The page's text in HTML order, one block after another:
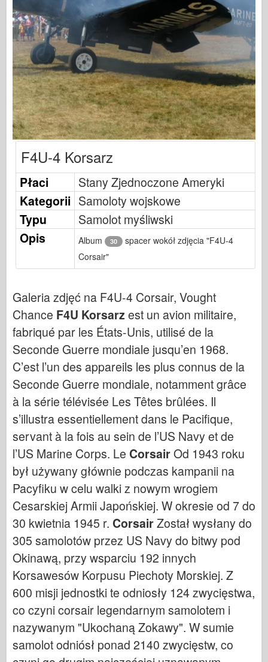
Sygnał eskadry
Tankpower
Ciężarówki & Czołgi
Waffen-Arsenał
Wydawnictwo Militaria
Maquettes
Akademii
Modele asów
Klub AFV
Airfix
Siły Powietrzne
AZ Model
Czarny pies
Dnepromodel ( Dnepromodel )
Dragon
Eduard
E.T. Model
Drobne formy
Siły Waleczności
Friulmodel
Heller
HobbyBoss ( HobbyBoss )
Modele IBG
Icm
Italeri
Legendy
Meng Model
Tamiya
Tristar
Trębacz
Zvezda
Albumy-Zdjęcia
F4U-4 Korsarz
Płaci
Stany Zjednoczone Ameryki
Kategorii Samoloty wojskowe
Typu
Samolot myśliwski
Opis
Album 30
spacer wokół zdjęcia "F4U-4
Corsair"
Galeria zdjęć na F4U-4 Corsair, Vought
Chance F4U Korsarzest un avion militaire,
fabriqué par les États-Unis, utilisé de la
Seconde Guerre mondiale jusqu’en 1968.
C’est l’un des appareils les plus connus de la
Seconde Guerre mondiale, notamment grâce
à la série télévisée Les Têtes brûlées. Il
s’illustra essentiellement dans le Pacifique,
servant à la fois au sein de l’US Navy et de
l’US Marine Corps. Le CorsairOd 1943 roku
był używany głównie podczas kampanii na
Pacyfiku w celu walki z nowym wrogiem
Cesarskiej Armii Japońskiej. W okresie od 7 do
30 kwietnia 1945 r. CorsairZostał wysłany do
305 samolotów przez US Navy do bitwy pod
Okinawą, przy wsparciu 192 innych
Korsawesów Korpusu Piechoty Morskiej. Z
600 misji jednostki te odniosły 124 zwycięstwa,
co czyni corsair legendarnym samolotem i
nazywanym "Ukochaną Zokawy". W sumie
samolot odniósł ponad 2140 zwycięstw, co